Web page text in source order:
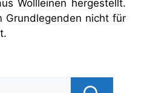
Wollleinen hergestellt.
Grundlegenden nicht für